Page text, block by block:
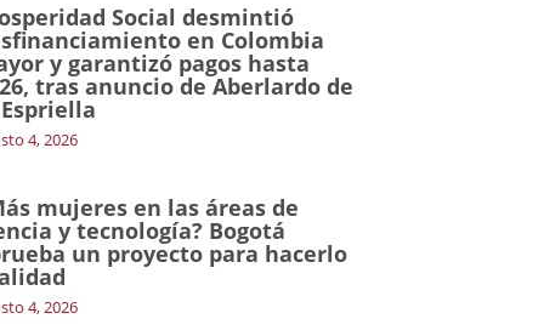
Social desmintió
en Colombia
y garantizó pagos hasta
tras anuncio de Aberlardo de
4, 2026
mujeres en las áreas de
y tecnología? Bogotá
un proyecto para hacerlo
4, 2026